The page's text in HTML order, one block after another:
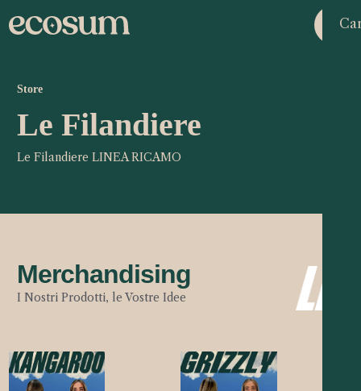
Store
Le Filandiere
Le Filandiere LINEA RICAMO
Merchandising
I Nostri Prodotti, le Vostre Idee